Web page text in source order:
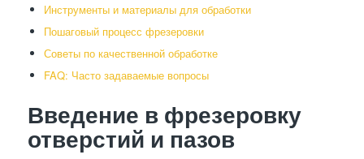
Инструменты и материалы для обработки
Пошаговый процесс фрезеровки
Советы по качественной обработке
FAQ: Часто задаваемые вопросы
Введение в фрезеровку
отверстий и пазов